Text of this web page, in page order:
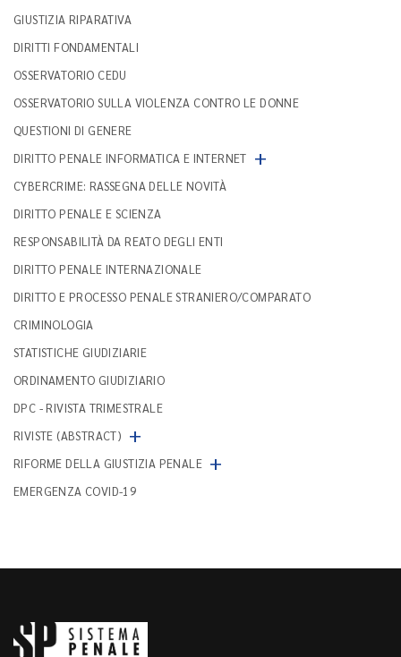
GIUSTIZIA RIPARATIVA
DIRITTI FONDAMENTALI
OSSERVATORIO CEDU
OSSERVATORIO SULLA VIOLENZA CONTRO LE DONNE
QUESTIONI DI GENERE
DIRITTO PENALE INFORMATICA E INTERNET +
CYBERCRIME: RASSEGNA DELLE NOVITÀ
DIRITTO PENALE E SCIENZA
RESPONSABILITÀ DA REATO DEGLI ENTI
DIRITTO PENALE INTERNAZIONALE
DIRITTO E PROCESSO PENALE STRANIERO/COMPARATO
CRIMINOLOGIA
STATISTICHE GIUDIZIARIE
ORDINAMENTO GIUDIZIARIO
DPC - RIVISTA TRIMESTRALE
RIVISTE (ABSTRACT) +
RIFORME DELLA GIUSTIZIA PENALE +
EMERGENZA COVID-19